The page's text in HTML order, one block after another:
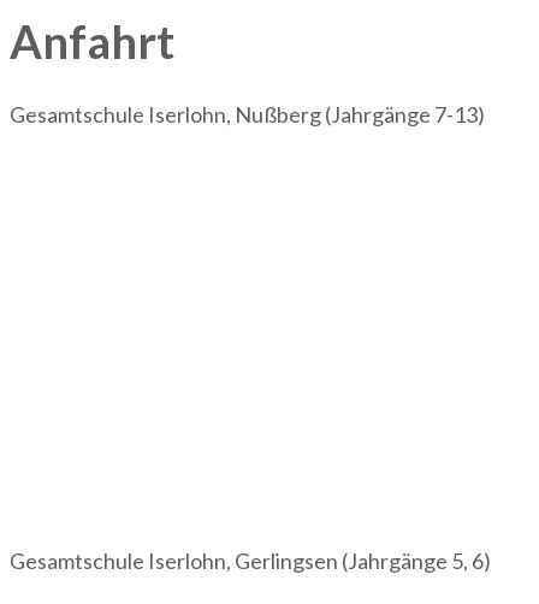
Anfahrt
Gesamtschule Iserlohn, Nußberg (Jahrgänge 7-13)
Gesamtschule Iserlohn, Gerlingsen (Jahrgänge 5, 6)